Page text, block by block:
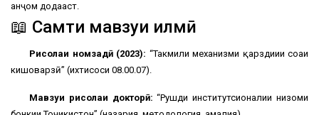
анҷом додааст.
📖 Самти мавзуи илмӣ
Рисолаи номзадӣ (2023): “Такмили механизми қарздиҳии соҳаи
кишоварзӣ” (ихтисоси 08.00.07).
Мавзуи рисолаи докторӣ: “Рушди институтсионалии низоми